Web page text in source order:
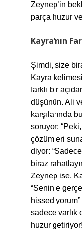
Zeynep’in
parça huzur
Kayra’nın
Şimdi, size
Kayra
farklı bir
düşünün. Ali
karşılarında
soruyor:
çözümleri
diyor:
biraz
Zeynep ise,
“Seninle
sadece varlık
huzur getiriyor!